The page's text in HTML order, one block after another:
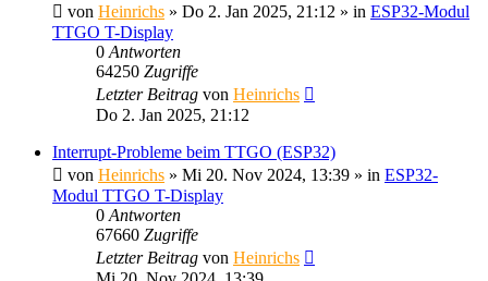
von Heinrichs » Do 2. Jan 2025, 21:12 » in ESP32-Modul
TTGO T-Display
0 Antworten
64250 Zugriffe
Letzter Beitrag von Heinrichs
Do 2. Jan 2025, 21:12
Interrupt-Probleme beim TTGO (ESP32)
von Heinrichs » Mi 20. Nov 2024, 13:39 » in ESP32-
Modul TTGO T-Display
0 Antworten
67660 Zugriffe
Letzter Beitrag von Heinrichs